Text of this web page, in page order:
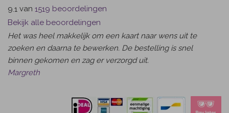
9.1 van 1519 beoordelingen
Bekijk alle beoordelingen
Het was heel makkelijk om een kaart naar wens uit te
zoeken en daarna te bewerken. De bestelling is snel
binnen gekomen en zag er verzorgd uit.
Margreth